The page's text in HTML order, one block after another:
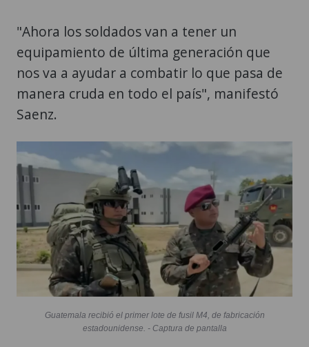
"Ahora los soldados van a tener un
equipamiento de última generación que
nos va a ayudar a combatir lo que pasa de
manera cruda en todo el país", manifestó
Saenz.
Guatemala recibió el primer lote de fusil M4, de fabricación
estadounidense. - Captura de pantalla